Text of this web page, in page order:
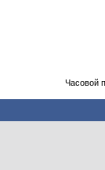
Часовой